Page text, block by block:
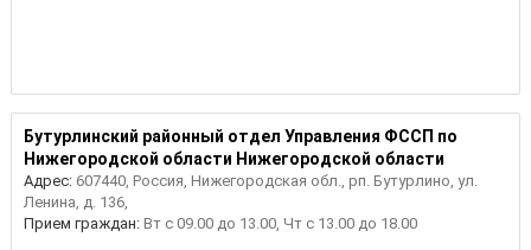
Бутурлинский районный отдел Управления ФССП по
Нижегородской области Нижегородской области
Адрес:607440, Россия, Нижегородская обл., рп. Бутурлино, ул.
Ленина, д. 136,
Прием граждан:Вт с 09.00 до 13.00, Чт с 13.00 до 18.00